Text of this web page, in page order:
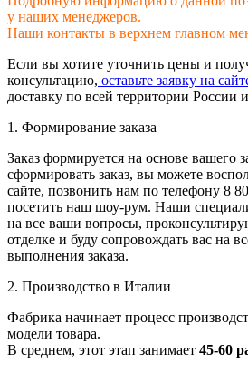
у наших менеджеров.
Наши контакты в верхнем главном
Если вы хотите уточнить цены и
консультацию, оставьте заявку на
доставку по всей территории России
1. Формирование заказа
Заказ формируется на основе вашего
сформировать заказ, вы можете
сайте, позвонить нам по телефону 8
посетить наш шоу-рум. Наши
на все ваши вопросы,
отделке и буду сопровождать вас на
выполнения заказа.
2. Производство в Италии
Фабрика начинает процесс
модели товара.
В среднем, этот этап занимает 45-60